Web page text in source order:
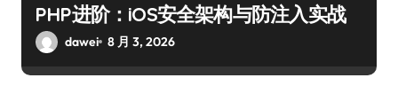
PHP进阶：iOS安全架构与防注入实战
dawei 8 月 3, 2026